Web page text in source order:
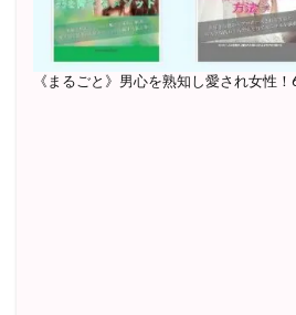
《まるごと》男心を熟知し愛され女性！